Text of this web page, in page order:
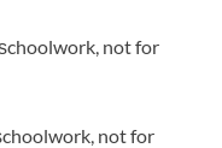
not for
not for